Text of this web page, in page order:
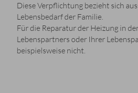
Diese Verpflichtung bezieht sich
Lebensbedarf der Familie.
Für die Reparatur der Heizung in
Lebenspartners oder Ihrer
beispielsweise nicht.